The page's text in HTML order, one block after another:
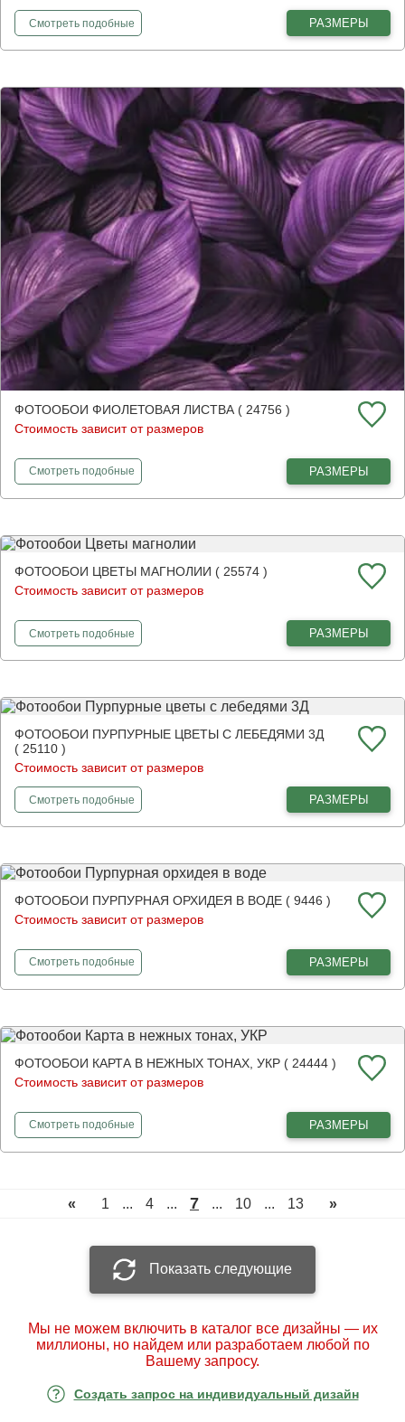
Смотретьфотообои
подобные РАЗМЕРЫ
ФОТООБОИ ФИОЛЕТОВАЯ ЛИСТВА ( 24756 )
Стоимость зависит от размеров
Смотретьфотообои
подобные РАЗМЕРЫ
ФОТООБОИ ЦВЕТЫ МАГНОЛИИ ( 25574 )
Стоимость зависит от размеров
Смотретьфотообои
подобные РАЗМЕРЫ
ФОТООБОИ ПУРПУРНЫЕ ЦВЕТЫ С ЛЕБЕДЯМИ 3Д
( 25110 )
Стоимость зависит от размеров
Смотретьфотообои
подобные РАЗМЕРЫ
ФОТООБОИ ПУРПУРНАЯ ОРХИДЕЯ В ВОДЕ ( 9446 )
Стоимость зависит от размеров
Смотретьфотообои
подобные РАЗМЕРЫ
ФОТООБОИ КАРТА В НЕЖНЫХ ТОНАХ, УКР ( 24444 )
Стоимость зависит от размеров
Смотретьфотообои
подобные РАЗМЕРЫ
« 1 ... 4 ... 7 ... 10 ... 13 »
Показать следующие
Мы не можем включить в каталог все дизайны — их
миллионы, но найдем или разработаем любой по
Вашему запросу.
Создать запрос на индивидуальный дизайн